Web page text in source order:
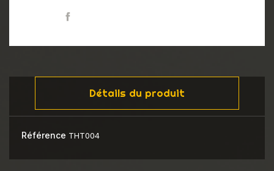
Détails du produit
Référence THT004